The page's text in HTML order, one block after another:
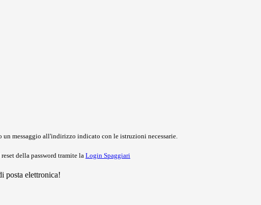
un messaggio all'indirizzo indicato con le istruzioni necessarie.
della password tramite la Login Spaggiari
posta elettronica!